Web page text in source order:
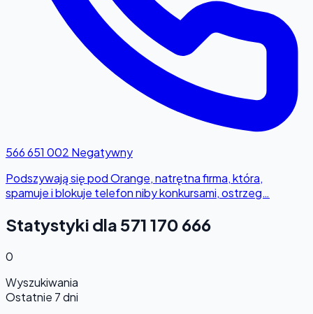
566 651 002 Negatywny
Podszywają się pod Orange, natrętna firma, która,
spamuje i blokuje telefon niby konkursami, ostrzeg…
Statystyki dla 571 170 666
0
Wyszukiwania
Ostatnie 7 dni